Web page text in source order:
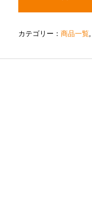
カテゴリー： 商品一覧,